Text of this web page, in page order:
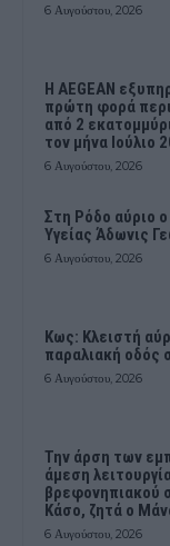
6 Αυγούστου, 2026
Η AEGEAN
πρώτη φορά
από 2
τον μήνα Ιούλιο
6 Αυγούστου, 2026
Στη Ρόδο αύριο
Υγείας Άδωνις
6 Αυγούστου, 2026
Κως: Κλειστή
παραλιακή οδός
6 Αυγούστου, 2026
Την άρση των
άμεση
βρεφονηπιακού
Κάσο, ζητά ο
6 Αυγούστου, 2026